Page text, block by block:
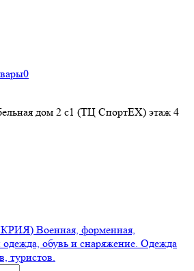
0
дом 2 с1 (ТЦ СпортEX) этаж 4